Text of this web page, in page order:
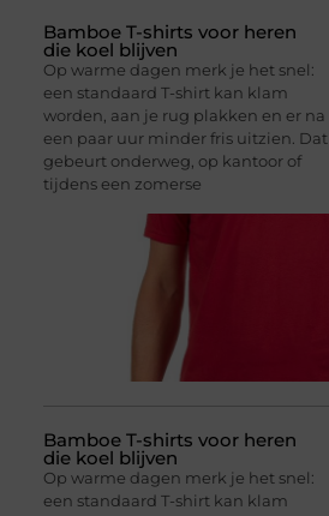
Bamboe T-shirts voor heren
die koel blijven
Op warme dagen merk je het snel:
een standaard T-shirt kan klam
worden, aan je rug plakken en er na
een paar uur minder fris uitzien. Dat
gebeurt onderweg, op kantoor of
tijdens een zomerse
Bamboe T-shirts voor heren
die koel blijven
Op warme dagen merk je het snel:
een standaard T-shirt kan klam